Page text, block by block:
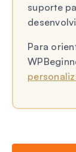
suporte
Para